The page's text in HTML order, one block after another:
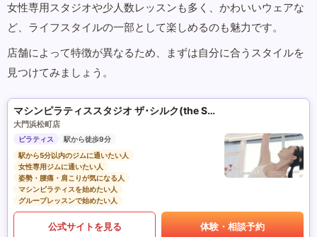
女性専用スタジオや少人数レッスンも多く、かわいいウェアな
ど、ライフスタイルの一部として楽しめるのも魅力です。
店舗によって特徴が異なるため、まずは自分に合うスタイルを
見つけてみましょう。
マシンピラティススタジオ ザ･シルク(the SILK)
大門浜松町店
ピラティス
駅から徒歩9分
駅から5分以内のジムに通いたい人
女性専用ジムに通いたい人
姿勢・腰痛・肩こりが気になる人
マシンピラティスを始めたい人
グループレッスンで始めたい人
公式サイトを見る 体験・相談予約